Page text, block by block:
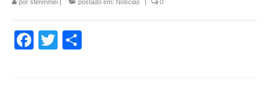
por stimmmei | postado em: Notícias | 0
Facebook
Twitter